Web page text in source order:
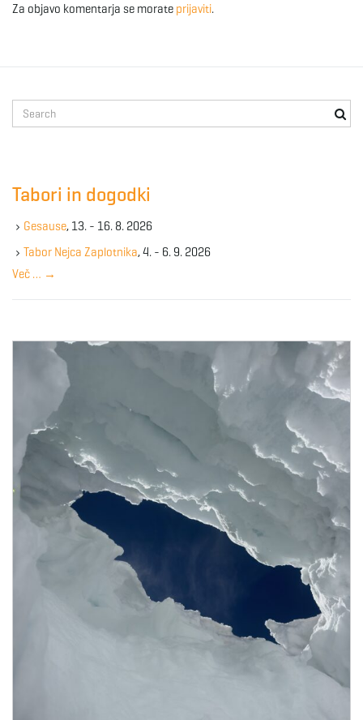
Za objavo komentarja se morate prijaviti.
e
e
y
w
r
Tabori in dogodki
Gesause, 13. - 16. 8. 2026
Tabor Nejca Zaplotnika, 4. - 6. 9. 2026
Več … →